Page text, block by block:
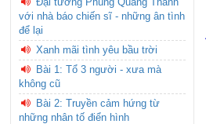
với nhà báo chiến sĩ - những ân tình
để lại
Xanh mãi tình yêu bầu trời
Bài 1: Tổ 3 người - xưa mà
không cũ
Bài 2: Truyền cảm hứng từ
những nhân tố điển hình